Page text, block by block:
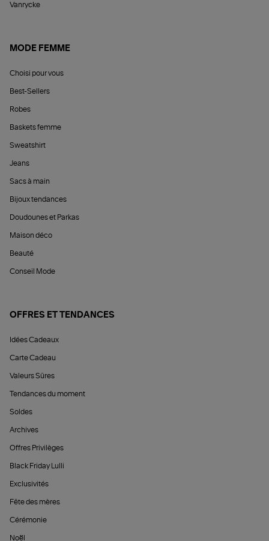
Vanrycke
MODE FEMME
Choisi pour vous
Best-Sellers
Robes
Baskets femme
Sweatshirt
Jeans
Sacs à main
Bijoux tendances
Doudounes et Parkas
Maison déco
Beauté
Conseil Mode
OFFRES ET TENDANCES
Idées Cadeaux
Carte Cadeau
Valeurs Sûres
Tendances du moment
Soldes
Archives
Offres Privilèges
Black Friday Lulli
Exclusivités
Fête des mères
Cérémonie
Noël